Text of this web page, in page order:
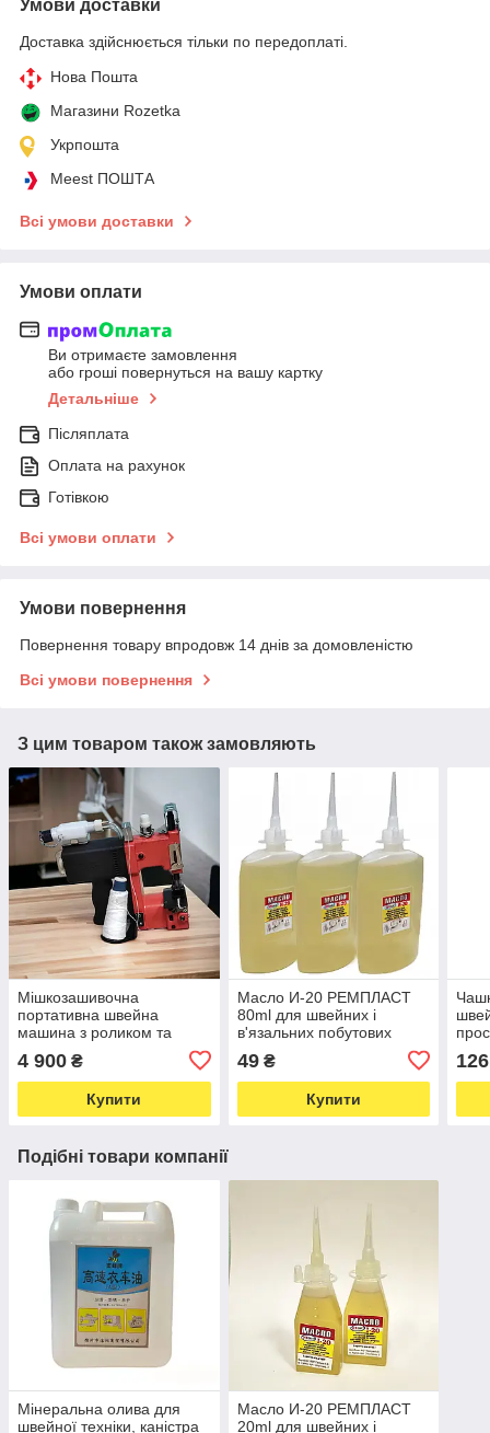
Умови доставки
Доставка здійснюється тільки по передоплаті.
Нова Пошта
Магазини Rozetka
Укрпошта
Meest ПОШТА
Всі умови доставки
Умови оплати
Ви отримаєте замовлення
або гроші повернуться на вашу картку
Детальніше
Післяплата
Оплата на рахунок
Готівкою
Всі умови оплати
Умови повернення
Повернення товару впродовж 14 днів за домовленістю
Всі умови повернення
З цим товаром також замовляють
Мішкозашивочна
портативна швейна
машина з роликом та
масла GK9-818R, 220V,
210W (6654)
4 900 ₴
Купити
Масло И-20 РЕМПЛАСТ
80ml для швейних і
в'язальних побутових
машин, дверних замків і
петель (5893)
49₴
Купити
126
Подібні товари компанії
Мінеральна олива для
швейної техніки, каністра
Масло И-20 РЕМПЛАСТ
20ml для швейних і